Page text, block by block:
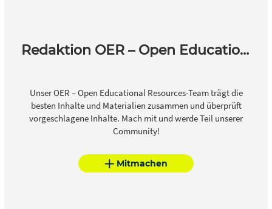
Redaktion OER – Open Educational Resources
Unser OER – Open Educational Resources-Team trägt die
besten Inhalte und Materialien zusammen und überprüft
vorgeschlagene Inhalte. Mach mit und werde Teil unserer
Community!
Mitmachen